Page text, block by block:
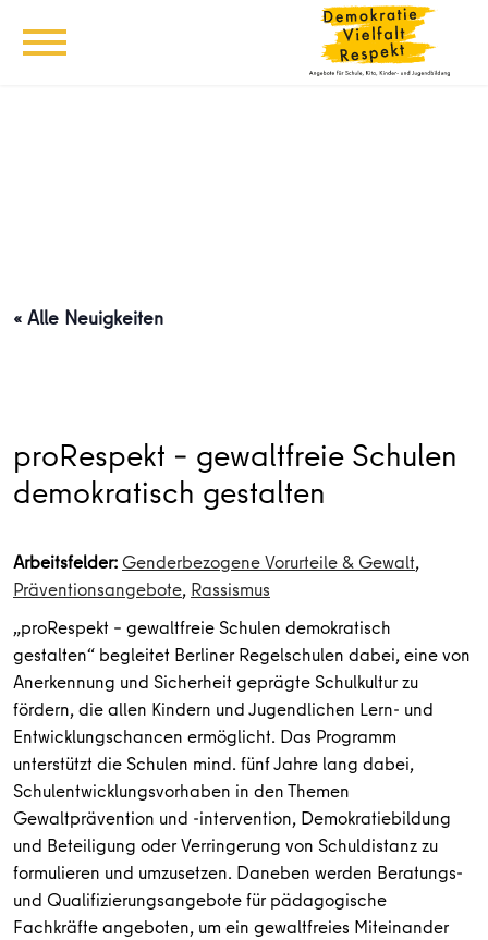
« Alle Neuigkeiten
proRespekt – gewaltfreie Schulen
demokratisch gestalten
Arbeitsfelder: Genderbezogene Vorurteile & Gewalt,
Präventionsangebote, Rassismus
„proRespekt – gewaltfreie Schulen demokratisch
gestalten“ begleitet Berliner Regelschulen dabei, eine von
Anerkennung und Sicherheit geprägte Schulkultur zu
fördern, die allen Kindern und Jugendlichen Lern- und
Entwicklungschancen ermöglicht. Das Programm
unterstützt die Schulen mind. fünf Jahre lang dabei,
Schulentwicklungsvorhaben in den Themen
Gewaltprävention und -intervention, Demokratiebildung
und Beteiligung oder Verringerung von Schuldistanz zu
formulieren und umzusetzen. Daneben werden Beratungs-
und Qualifizierungsangebote für pädagogische
Fachkräfte angeboten, um ein gewaltfreies Miteinander